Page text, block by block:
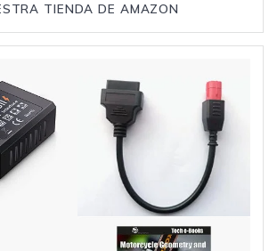
TIENDA DE AMAZON